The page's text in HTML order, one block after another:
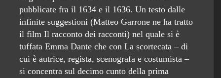
pubblicate fra il 1634 e il 1636. Un testo dalle
infinite suggestioni (Matteo Garrone ne ha tratto
il film Il racconto dei racconti) nel quale si è
tuffata Emma Dante che con La scortecata – di
cui è autrice, regista, scenografa e costumista –
si concentra sul decimo cunto della prima